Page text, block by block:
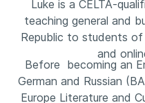
Luke is a CELTA-
teaching general and
Republic to students
and
Before becoming an
German and Russian
Europe Literature and